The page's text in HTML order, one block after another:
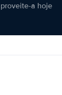
a hoje